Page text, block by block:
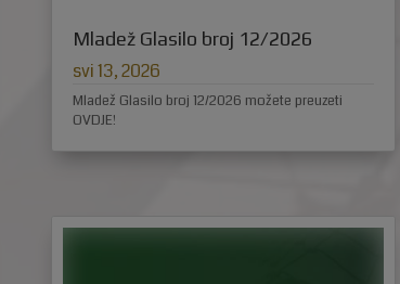
Mladež Glasilo broj 12/2026
svi 13, 2026
Mladež Glasilo broj 12/2026 možete preuzeti
OVDJE!